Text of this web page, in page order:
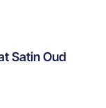
Satin Oud